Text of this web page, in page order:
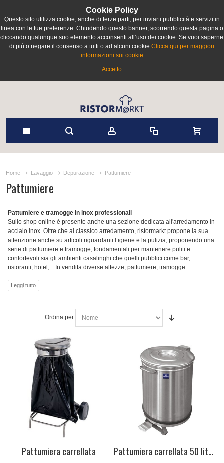
Cookie Policy
Questo sito utilizza cookie, anche di terze parti, per inviarti pubblicità e servizi in
linea con le tue preferenze. Chiudendo questo banner, scorrendo questa pagina o
cliccando qualunque suo elemento acconsenti all’uso dei cookie. Se vuoi saperne
di più o negare il consenso a tutti o ad alcuni cookie Clicca qui per maggiori
informazioni sui cookie
Accetto
Home Lavaggio Depurazione Pattumiere
Pattumiere
Pattumiere e tramogge in inox professionali
Sullo shop online è presente anche una sezione dedicata all'arredamento in
acciaio inox. Oltre che al classico arredamento, ristormarkt propone la sua
attenzione anche su articoli riguardanti l’igiene e la pulizia, proponendo una
serie di pattumiere e tramogge, fondamentali per mantenere puliti e
confortevoli sia gli ambienti casalinghi che quelli pubblici come bar,
ristoranti, hotel,... In vendita diverse altezze, pattumiere, tramogge
Ordina per
Pattumiera carrellata Pattumiera carrellata 50 litri con comando a pedale per cucine industriale